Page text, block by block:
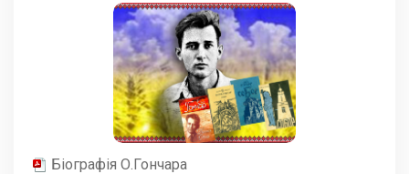
Біографія О.Гончара